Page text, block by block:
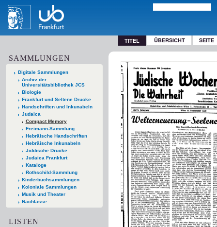
TITEL ÜBERSICHT SEITE
SAMMLUNGEN
Digitale Sammlungen
Archiv der
Universitätsbibliothek JCS
Biologie
Frankfurt und Seltene Drucke
Handschriften und Inkunabeln
Judaica
Compact Memory
Freimann-Sammlung
Hebräische Handschriften
Hebräische Inkunabeln
Jiddische Drucke
Judaica Frankfurt
Kataloge
Rothschild-Sammlung
Kinderbuchsammlungen
Koloniale Sammlungen
Musik und Theater
Nachlässe
LISTEN